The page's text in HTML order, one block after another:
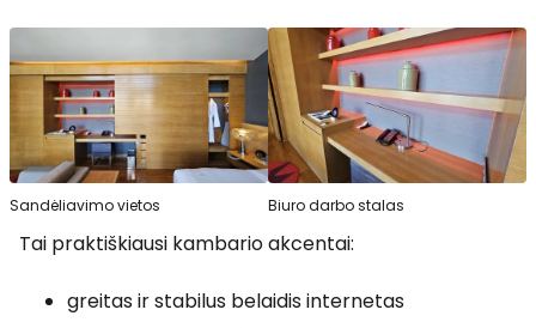
Sandėliavimo vietos Biuro darbo stalas
Tai praktiškiausi kambario akcentai:
greitas ir stabilus belaidis internetas